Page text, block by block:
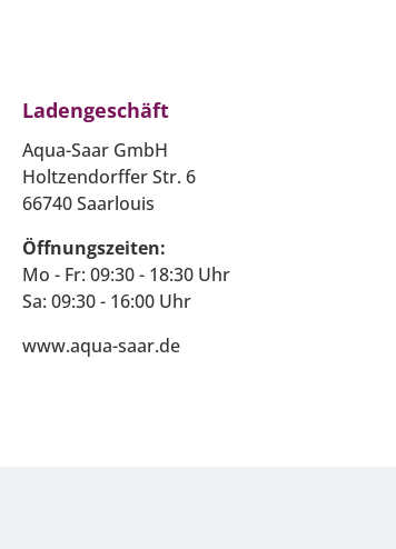
Ladengeschäft
Aqua-Saar GmbH
Holtzendorffer Str. 6
66740 Saarlouis
Öffnungszeiten:
Mo - Fr: 09:30 - 18:30 Uhr
Sa: 09:30 - 16:00 Uhr
www.aqua-saar.de